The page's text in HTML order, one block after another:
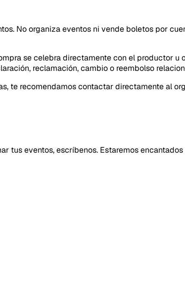
No organiza eventos ni vende boletos por
se celebra directamente con el productor
reclamación, cambio o reembolso
te recomendamos contactar directamente al
tus eventos, escríbenos. Estaremos